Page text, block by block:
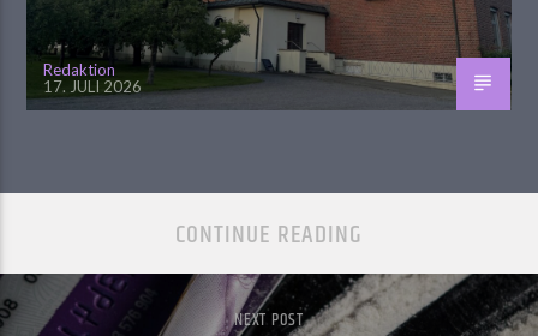
Redaktion
17. JULI 2026
CONTINUE READING
NEXT POST